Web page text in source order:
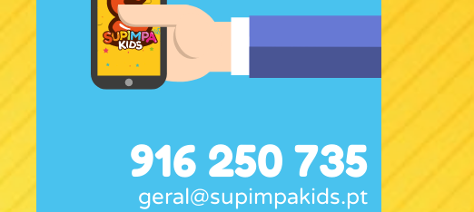
916 250 735
geral@supimpakids.pt